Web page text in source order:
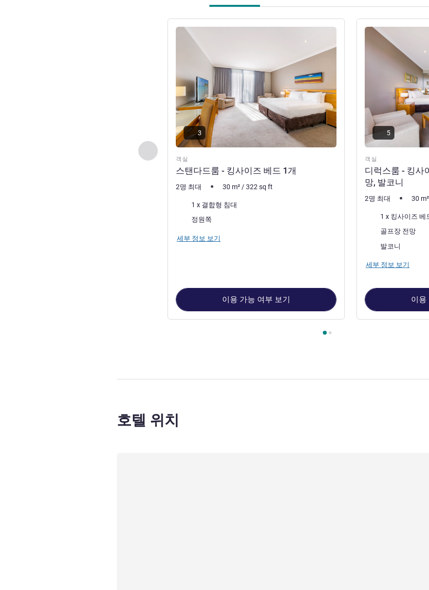
이전 - 객실
객실
스탠다드룸 - 킹사이즈 베드 1개
세부 정보 보기
3
2명 최대 30 m² /322 sq ft
1 x 결합형 침대
정원쪽
세부 정보 보기
이용 가능 여부 보기
객실
디럭스룸 - 킹사
망, 발코니
세부 정보 보기
5
2명 최대 30 m²
1 x 킹사이즈 베
골프장 전망
가장 많은 숙소:
발코니
세부 정보 보기
이용
호텔 위치